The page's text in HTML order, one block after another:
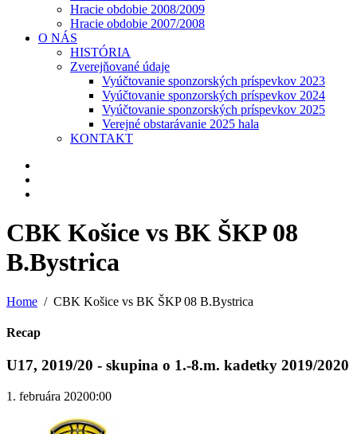
Hracie obdobie 2008/2009
Hracie obdobie 2007/2008
O NÁS
HISTÓRIA
Zverejňované údaje
Vyúčtovanie sponzorských príspevkov 2023
Vyúčtovanie sponzorských príspevkov 2024
Vyúčtovanie sponzorských príspevkov 2025
Verejné obstarávanie 2025 hala
KONTAKT
CBK Košice vs BK ŠKP 08
B.Bystrica
Home CBK Košice vs BK ŠKP 08 B.Bystrica
Recap
U17, 2019/20 - skupina o 1.-8.m. kadetky 2019/2020
1. februára 20200:00